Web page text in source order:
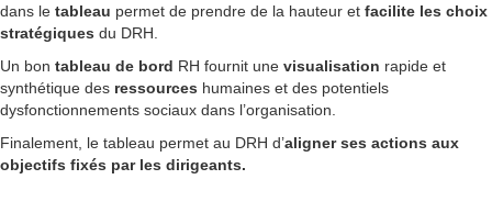
dans le tableau permet de prendre de la hauteur et facilite les choix
stratégiques du DRH.
Un bon tableau de bord RH fournit une visualisation rapide et
synthétique des ressources humaines et des potentiels
dysfonctionnements sociaux dans l’organisation.
Finalement, le tableau permet au DRH d’aligner ses actions aux
objectifs fixés par les dirigeants.